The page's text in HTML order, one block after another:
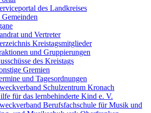
des Landkreises
und Vertreter
Kreistagsmitglieder
und Gruppierungen
des Kreistags
Gremien
und Tagesordnungen
Schulzentrum Kronach
für das lernbehinderte Kind e. V.
Berufsfachschule für Musik und